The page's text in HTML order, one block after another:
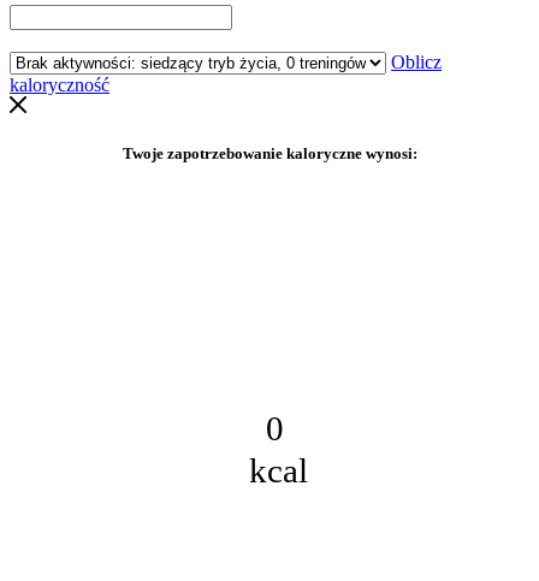
Oblicz
kaloryczność
Twoje zapotrzebowanie kaloryczne wynosi:
0
kcal